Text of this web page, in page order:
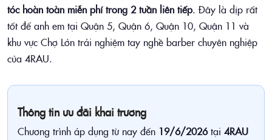
tóc hoàn toàn miễn phí trong 2 tuần liên tiếp. Đây là dịp rất
tốt để anh em tại Quận 5, Quận 6, Quận 10, Quận 11 và
khu vực Chợ Lớn trải nghiệm tay nghề barber chuyên nghiệp
của 4RAU.
Thông tin ưu đãi khai trương
Chương trình áp dụng từ nay đến 19/6/2026tại 4RAU